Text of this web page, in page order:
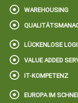
WAREHOUSING
LÜCKENLOSE
VALUE ADDED
IT-KOMPETENZ
EUROPA IM